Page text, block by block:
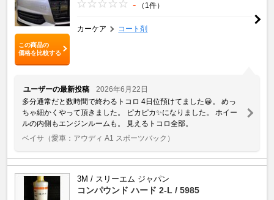
この商品の
価格を比較する
- （1件）
カーケア コート剤
ユーザーの最新投稿
2026年6月22日
多分通常だと数時間で終わるトコロ 4日位預けてました😀。 めっ
ちゃ細かくやって頂きました。 ピカピカ✨になりました。 ホイー
ルの内側もエンジンルームも。 見えるトコロ全部。
ベイサ （愛車：アウディ A1 スポーツバック）
3M / スリーエム ジャパン
コンパウンド ハード 2-L / 5985